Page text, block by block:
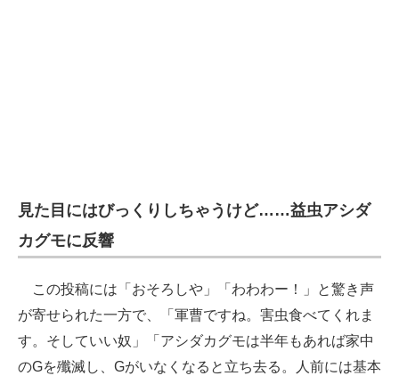
見た目にはびっくりしちゃうけど……益虫アシダ
カグモに反響
この投稿には「おそろしや」「わわわー！」と驚き声
が寄せられた一方で、「軍曹ですね。害虫食べてくれま
す。そしていい奴」「アシダカグモは半年もあれば家中
のGを殲滅し、Gがいなくなると立ち去る。人前には基本